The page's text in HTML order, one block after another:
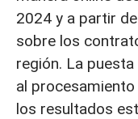
2024 y a partir
sobre los
región. La
al
los resultados